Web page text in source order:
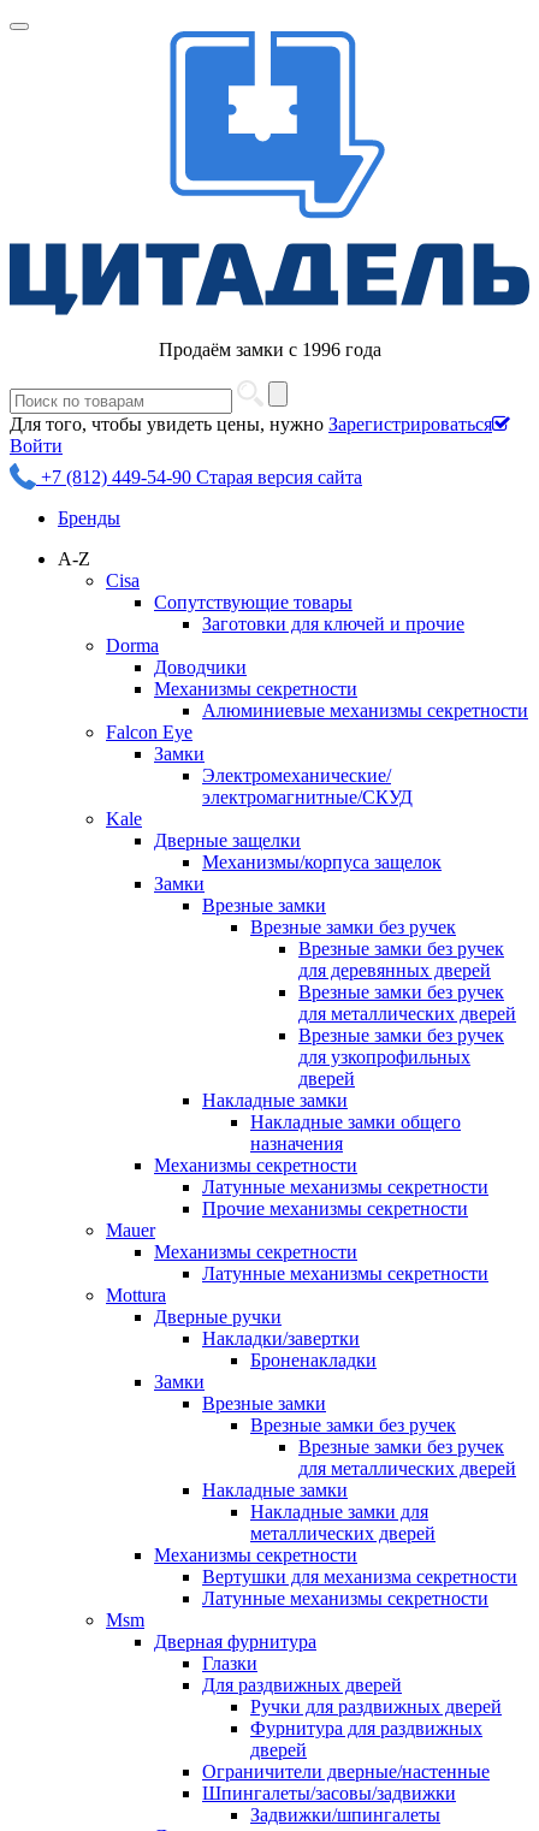
Продаём замки с 1996 года
Для того, чтобы увидеть цены, нужно Зарегистрироваться
Войти
+7 (812) 449-54-90 Старая версия сайта
Бренды
A-Z
Cisa
Сопутствующие товары
Заготовки для ключей и прочие
Dorma
Доводчики
Механизмы секретности
Алюминиевые механизмы секретности
Falcon Eye
Замки
Электромеханические/
электромагнитные/СКУД
Kale
Дверные защелки
Механизмы/корпуса защелок
Замки
Врезные замки
Врезные замки без ручек
Врезные замки без ручек
для деревянных дверей
Врезные замки без ручек
для металлических дверей
Врезные замки без ручек
для узкопрофильных
дверей
Накладные замки
Накладные замки общего
назначения
Механизмы секретности
Латунные механизмы секретности
Прочие механизмы секретности
Mauer
Механизмы секретности
Латунные механизмы секретности
Mottura
Дверные ручки
Накладки/завертки
Броненакладки
Замки
Врезные замки
Врезные замки без ручек
Врезные замки без ручек
для металлических дверей
Накладные замки
Накладные замки для
металлических дверей
Механизмы секретности
Вертушки для механизма секретности
Латунные механизмы секретности
Msm
Дверная фурнитура
Глазки
Для раздвижных дверей
Ручки для раздвижных дверей
Фурнитура для раздвижных
дверей
Ограничители дверные/настенные
Шпингалеты/засовы/задвижки
Задвижки/шпингалеты